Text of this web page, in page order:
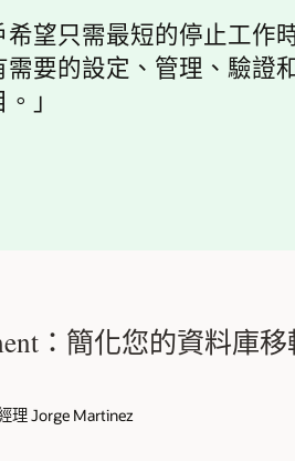
希望只需最短的停止工
需要的設定、管理、驗證
」
：簡化您的資料庫
理 Jorge Martinez